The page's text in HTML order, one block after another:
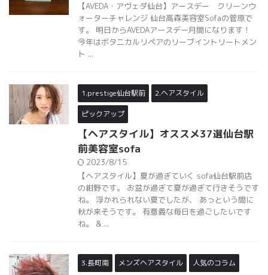
【AVEDA・アヴェダ仙台】アースデー クリーンウ
ォーターチャレンジ 仙台高森美容室Sofaの菅原で
す。 明日からAVEDAアースデー月間になります！
今年はボタニカルリペアのリーブイントリートメン
ト ...
1.prestige仙台駅前 2.ヘアスタイル
ピックアップ
【ヘアスタイル】オススメ37選仙台駅
前美容室sofa
2023/8/15
【ヘアスタイル】夏が過ぎていく sofa仙台駅前店
の紺野です。 お盆が過ぎて夏が過ぎて行きそうです
ね。 浮かれられない夏でしたが、 あっという間に
秋が来そうです。 有意義な毎日を過ごしたいです
ね。 & ...
3.長町南 メンズヘアスタイル 人気のコラム